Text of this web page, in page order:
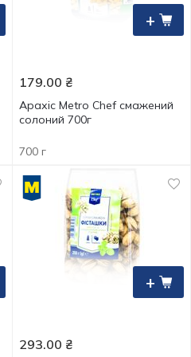
+
179.00 ₴
Арахіс Metro Chef смажений
солоний 700г
700 г
+
293.00 ₴